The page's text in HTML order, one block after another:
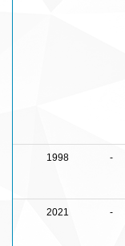
1998 -
2021 -